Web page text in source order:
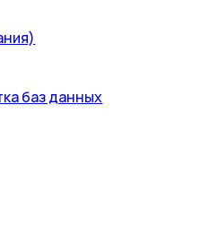
баз данных